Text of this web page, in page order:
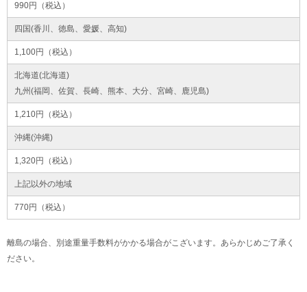
990円（税込）
四国(香川、徳島、愛媛、高知)
1,100円（税込）
北海道(北海道)
九州(福岡、佐賀、長崎、熊本、大分、宮崎、鹿児島)
1,210円（税込）
沖縄(沖縄)
1,320円（税込）
上記以外の地域
770円（税込）
離島の場合、別途重量手数料がかかる場合がこざいます。あらかじめご了承く
ださい。